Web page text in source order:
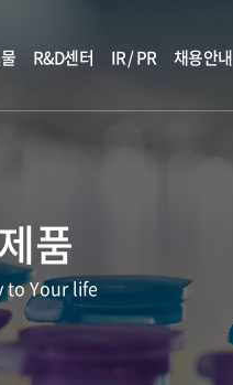
R&D센터 IR / PR 채용안내
품
to Your life